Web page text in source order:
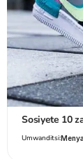
Sosiyete 10
Umwanditsi:Menya